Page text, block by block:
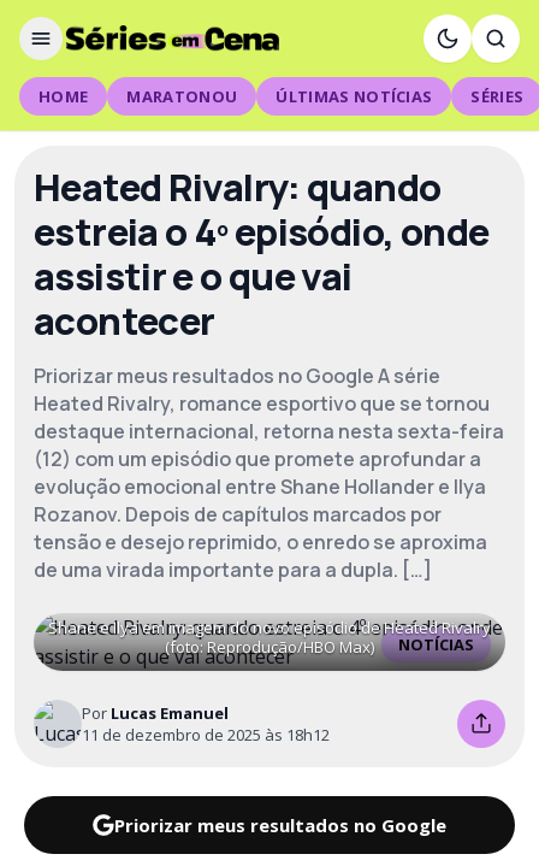
HOME MARATONOU ÚLTIMAS NOTÍCIAS SÉRIES
Heated Rivalry: quando
estreia o 4º episódio, onde
assistir e o que vai
acontecer
Priorizar meus resultados no Google A série
Heated Rivalry, romance esportivo que se tornou
destaque internacional, retorna nesta sexta-feira
(12) com um episódio que promete aprofundar a
evolução emocional entre Shane Hollander e Ilya
Rozanov. Depois de capítulos marcados por
tensão e desejo reprimido, o enredo se aproxima
de uma virada importante para a dupla. […]
NOTÍCIAS
Shane e Ilya em imagem do novo episódio de Heated Rivalry
(foto: Reprodução/HBO Max)
Por Lucas Emanuel
11 de dezembro de 2025 às 18h12
Priorizar meus resultados no Google